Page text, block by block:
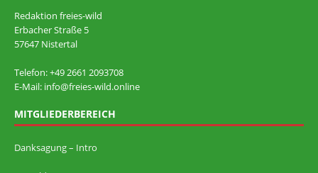
Redaktion freies-wild
Erbacher Straße 5
57647 Nistertal
Telefon: +49 ‭2661 2093708
E-Mail: info@freies-wild.online
MITGLIEDERBEREICH
Danksagung – Intro